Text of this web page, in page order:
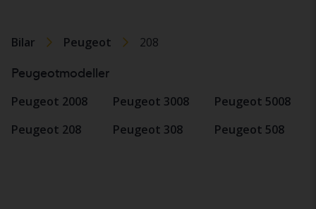
Bilar Peugeot 208
Peugeotmodeller
Peugeot 2008
Peugeot 208
Peugeot 3008
Peugeot 308
Peugeot 5008
Peugeot 508